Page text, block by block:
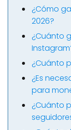
¿Cómo
2026?
¿Cuánto
¿Cuánto
¿Es
para
¿Cuánto